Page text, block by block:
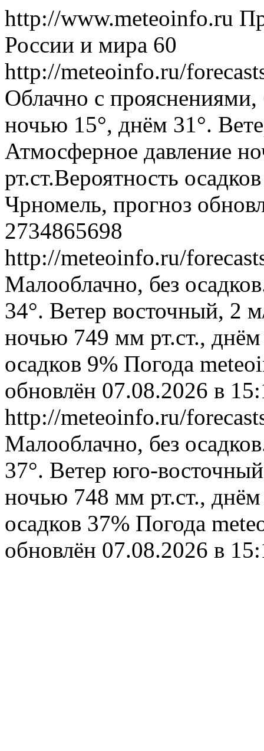
http://www.meteoinfo.ru
России и мира 60
http://meteoinfo.ru/
Облачно с прояснениями,
ночью 15°, днём 31°.
Атмосферное давление
рт.ст.Вероятность
Чрномель, прогноз
2734865698
http://meteoinfo.ru/
Малооблачно, без
34°. Ветер восточный, 2
ночью 749 мм рт.ст.,
осадков 9% Погода
обновлён 07.08.2026 в
http://meteoinfo.ru/
Малооблачно, без
37°. Ветер юго-
ночью 748 мм рт.ст.,
осадков 37% Погода
обновлён 07.08.2026 в